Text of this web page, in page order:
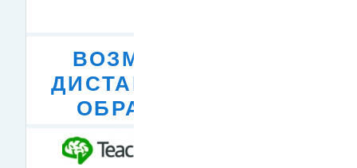
ВОЗМОЖНОСТИ
ДИСТАНЦИОННОГО
ОБРАЗОВАНИЯ